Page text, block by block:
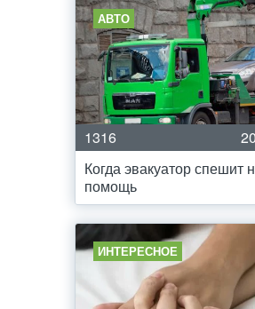
АВТО
1316
Когда эвакуатор спешит
помощь
ИНТЕРЕСНОЕ